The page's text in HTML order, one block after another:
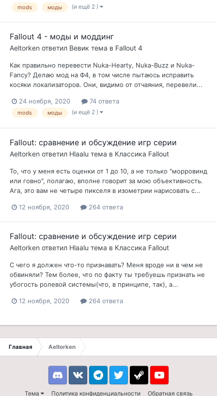
mods моды (и ещё 2 )
Fallout 4 - моды и моддинг
Aeltorken ответил Вевик тема в Fallout 4
Как правильно перевести Nuka-Hearty, Nuka-Buzz и Nuka-
Fancy? Делаю мод на Ф4, в том числе пытаюсь исправить
косяки локализаторов. Они, видимо от отчаяния, перевели...
24 ноября, 2020 74 ответа
mods моды (и ещё 2 )
Fallout: сравнение и обсуждение игр серии
Aeltorken ответил Hlaalu тема в Классика Fallout
То, что у меня есть оценки от 1 до 10, а не только "морровинд
или говно", полагаю, вполне говорит за мою объективность.
Ага, это вам не четыре пикселя в изометрии нарисовать с...
12 ноября, 2020 264 ответа
Fallout: сравнение и обсуждение игр серии
Aeltorken ответил Hlaalu тема в Классика Fallout
С чего я должен что-то признавать? Меня вроде ни в чем не
обвиняли? Тем более, что по факту ты требуешь признать не
убогость ролевой системы(что, в принципе, так), а...
12 ноября, 2020 264 ответа
Главная Aeltorken
Тема Политика конфиденциальности Обратная связь
DiscordVK TelegramTwitter Steam Youtube